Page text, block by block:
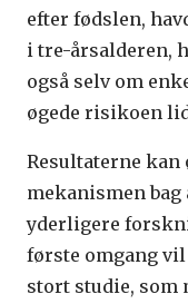
efter fødslen,
i tre-årsalderen,
også selv om
øgede risikoen
Resultaterne kan
mekanismen
yderligere
første omgang
stort studie, som